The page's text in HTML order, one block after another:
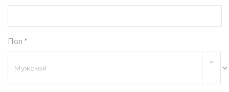
Пол *